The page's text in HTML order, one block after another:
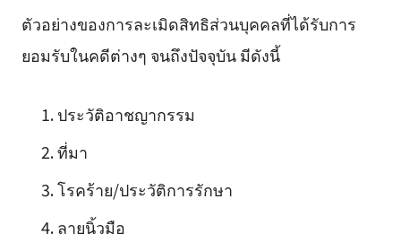
ตัวอย่างของการละเมิดสิทธิส่วนบุคคลที่ได้รับการ
ยอมรับในคดีต่างๆ จนถึงปัจจุบัน มีดังนี้
ประวัติอาชญากรรม
ที่มา
โรคร้าย/ประวัติการรักษา
ลายนิ้วมือ